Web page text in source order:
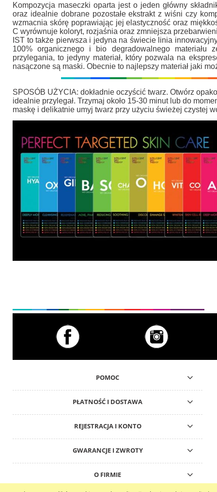
Kompozycja maseczki oparta jest o jeden główny
oraz idealnie dobrane pozostałe ekstrakt z wiśni czy
wzmacnia skórę poprawiając jej elastyczność oraz
C wyrównuje koloryt, rozjaśnia oraz zmniejsza
IST to także pierwsza i jedyna na świecie linia
100% organicznego i bio degradowalnego
przylegania, to jedyny materiał, który pozwala na
nasączone są maski. Obecnie to najlepszy materiał jaki
SPOSÓB UŻYCIA: dokładnie oczyścić twarz. Otwórz
idealnie przylegał. Trzymaj około 15-30 minut lub do
maskę i delikatnie umyj twarz przy użyciu świeżej czystej
POMOC
PŁATNOŚĆ I DOSTAWA
REJESTRACJA I KONTO
GWARANCJE I ZWROTY
O FIRMIE